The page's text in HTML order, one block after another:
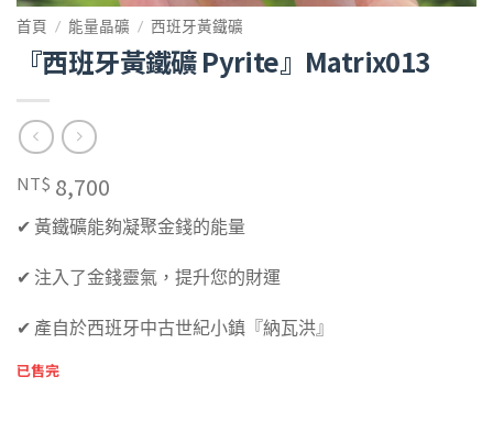
首頁 / 能量晶礦 / 西班牙黃鐵礦
『西班牙黃鐵礦 Pyrite』Matrix013
NT$ 8,700
✔ 黃鐵礦能夠凝聚金錢的能量
✔ 注入了金錢靈氣，提升您的財運
✔ 產自於西班牙中古世紀小鎮『納瓦洪』
已售完